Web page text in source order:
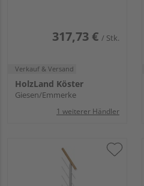
317,73 € / Stk.
Verkauf & Versand
HolzLand Köster
Giesen/Emmerke
1 weiterer Händler